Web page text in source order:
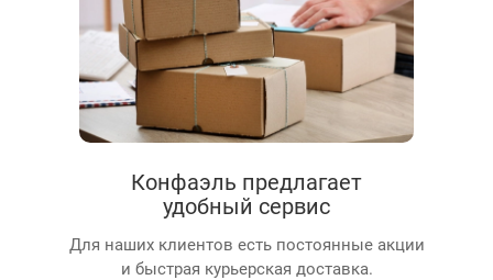
Конфаэль предлагает
удобный сервис
Для наших клиентов есть постоянные акции
и быстрая курьерская доставка.